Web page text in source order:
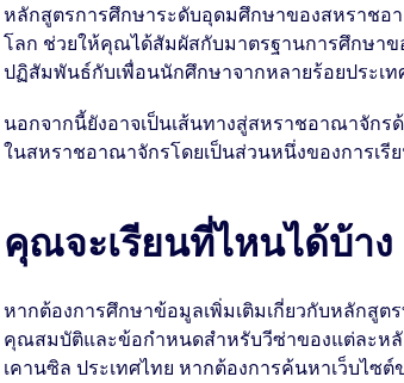
หลักสูตรการศึกษาระดับอุดมศึกษาของสหราช
โลก ช่วยให้คุณได้สัมผัสกับมาตรฐานการศึกษา
ปฏิสัมพันธ์กับเพื่อนนักศึกษาจากหลายร้อยประเท
นอกจากนี้ยังอาจเป็นเส้นทางสู่สหราชอาณาจักร
ในสหราชอาณาจักรโดยเป็นส่วนหนึ่งของการเรี
คุณจะเรียนที่ไหนได้บ้าง
หากต้องการศึกษาข้อมูลเพิ่มเติมเกี่ยวกับหลักสูต
คุณสมบัติและข้อกำหนดสำหรับวีซ่าของแต่ละหลั
เคานซิล ประเทศไทย หากต้องการค้นหาเว็บไซ